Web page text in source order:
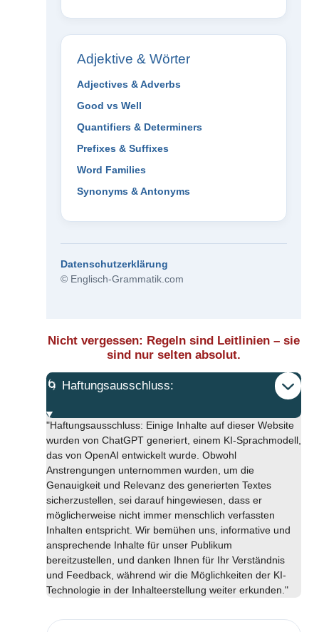
Adjektive & Wörter
Adjectives & Adverbs
Good vs Well
Quantifiers & Determiners
Prefixes & Suffixes
Word Families
Synonyms & Antonyms
Datenschutzerklärung
© Englisch-Grammatik.com
Nicht vergessen: Regeln sind Leitlinien – sie
sind nur selten absolut.
🌀 Haftungsausschluss:
"Haftungsausschluss: Einige Inhalte auf dieser Website
wurden von ChatGPT generiert, einem KI-Sprachmodell,
das von OpenAI entwickelt wurde. Obwohl
Anstrengungen unternommen wurden, um die
Genauigkeit und Relevanz des generierten Textes
sicherzustellen, sei darauf hingewiesen, dass er
möglicherweise nicht immer menschlich verfassten
Inhalten entspricht. Wir bemühen uns, informative und
ansprechende Inhalte für unser Publikum
bereitzustellen, und danken Ihnen für Ihr Verständnis
und Feedback, während wir die Möglichkeiten der KI-
Technologie in der Inhalteerstellung weiter erkunden."